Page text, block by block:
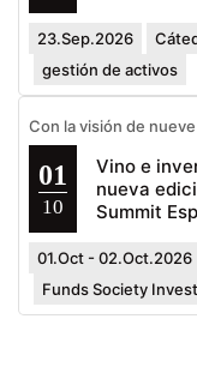
23.Sep.2026
gestión de activos
Con la visión de
01
10
Vino e
nueva
Summit
01.Oct - 02.Oct.2026
Funds Society